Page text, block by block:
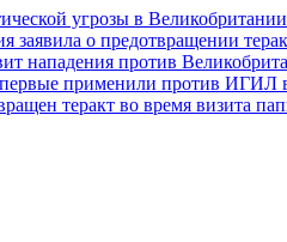
угрозы в
заявила о предотвращении
нападения против
применили против ИГИЛ
теракт во время визита